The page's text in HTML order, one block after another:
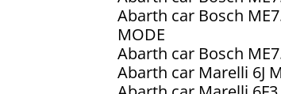
Abarth car Bosch
MODE
Abarth car Bosch
Abarth car Marelli 6J